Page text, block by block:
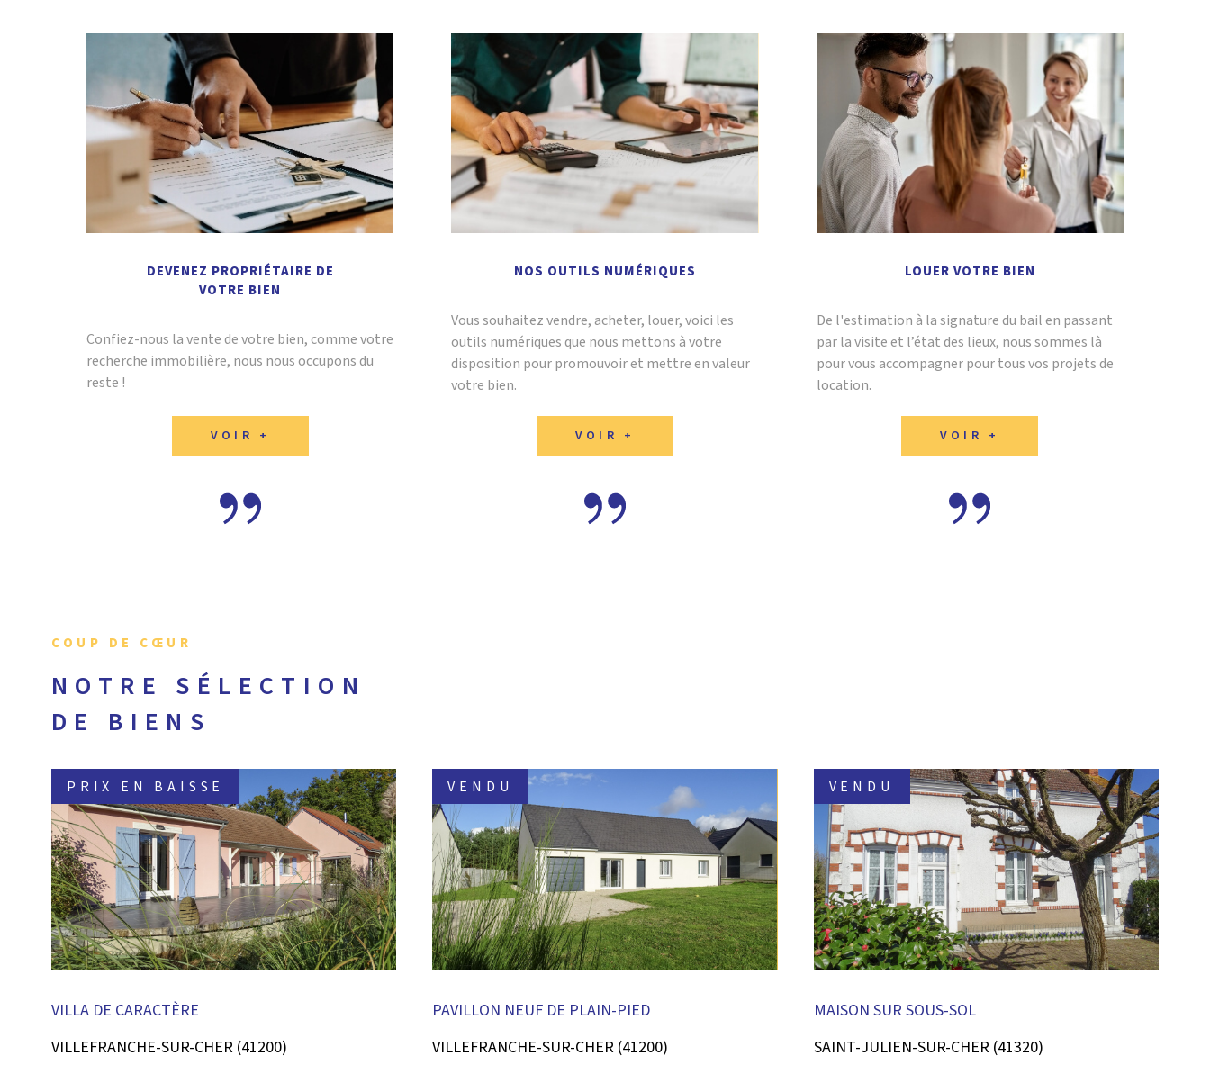
DEVENEZ PROPRIÉTAIRE DE
VOTRE BIEN
Confiez-nous la vente de votre bien, comme votre
recherche immobilière, nous nous occupons du
reste !
VOIR +
NOS OUTILS NUMÉRIQUES
Vous souhaitez vendre, acheter, louer, voici les
outils numériques que nous mettons à votre
disposition pour promouvoir et mettre en valeur
votre bien.
VOIR +
LOUER VOTRE BIEN
De l'estimation à la signature du bail en passant
par la visite et l’état des lieux, nous sommes là
pour vous accompagner pour tous vos projets de
location.
VOIR +
COUP DE CŒUR
NOTRE SÉLECTION
DE BIENS
PRIX EN BAISSE
VOIR LE BIEN
VILLA DE CARACTÈRE
VILLEFRANCHE-SUR-CHER (41200)
VENDU
VOIR LE BIEN
PAVILLON NEUF DE PLAIN-PIED
VILLEFRANCHE-SUR-CHER (41200)
VENDU
VOIR LE BIEN
MAISON SUR SOUS-SOL
SAINT-JULIEN-SUR-CHER (41320)